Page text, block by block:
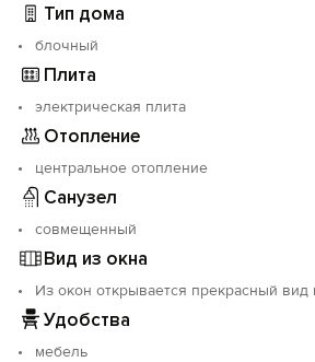
Тип дома
блочный
Плита
электрическая плита
Отопление
центральное отопление
Санузел
совмещенный
Вид из окна
Из окон открывается прекрасный вид
Удобства
мебель